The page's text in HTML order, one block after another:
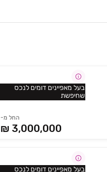
החל מ-
3,000,000 ₪
בעל מאפיינים דומים לנכס
שחיפשת
בעל מאפיינים דומים לנכס